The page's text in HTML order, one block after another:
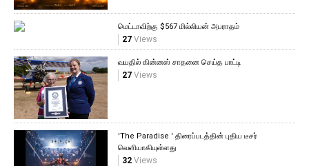
மெட்டாவிற்கு $567 மில்லியன் அபராதம்
27Views
வயதில் கின்னஸ் சாதனை செய்த பாட்டி
27Views
'The Paradise ' திரைப்படத்தின் புதிய டீசர்
வெளியாகியுள்ளது
32Views